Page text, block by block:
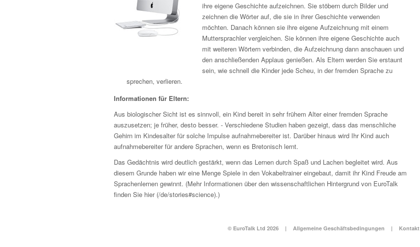
ihre eigene Geschichte aufzeichnen. Sie stöbern durch Bilder und
zeichnen die Wörter auf, die sie in ihrer Geschichte verwenden
möchten. Danach können sie ihre eigene Aufzeichnung mit einem
Muttersprachler vergleichen. Sie können ihre eigene Geschichte auch
mit weiteren Wörtern verbinden, die Aufzeichnung dann anschauen und
den anschließenden Applaus genießen. Als Eltern werden Sie erstaunt
sein, wie schnell die Kinder jede Scheu, in der fremden Sprache zu
sprechen, verlieren.
Informationen für Eltern:
Aus biologischer Sicht ist es sinnvoll, ein Kind bereit in sehr frühem Alter einer fremden Sprache
auszusetzen; je früher, desto besser. - Verschiedene Studien haben gezeigt, dass das menschliche
Gehirn im Kindesalter für solche Impulse aufnahmebereiter ist. Darüber hinaus wird Ihr Kind auch
aufnahmebereiter für andere Sprachen, wenn es Bretonisch lernt.
Das Gedächtnis wird deutlich gestärkt, wenn das Lernen durch Spaß und Lachen begleitet wird. Aus
diesem Grunde haben wir eine Menge Spiele in den Vokabeltrainer eingebaut, damit ihr Kind Freude am
Sprachenlernen gewinnt. (Mehr Informationen über den wissenschaftlichen Hintergrund von EuroTalk
finden Sie hier (/de/stories#science).)
© EuroTalk Ltd 2026 | Allgemeine Geschäftsbedingungen | Kontakt